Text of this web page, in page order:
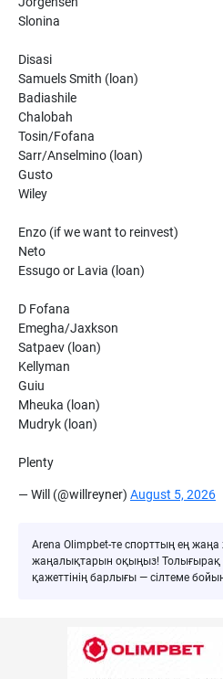
Slonina
Disasi
Samuels Smith (loan)
Badiashile
Chalobah
Tosin/Fofana
Sarr/Anselmino (loan)
Gusto
Wiley
Enzo (if we want to reinvest)
Neto
Essugo or Lavia (loan)
D Fofana
Emegha/Jaxkson
Satpaev (loan)
Kellyman
Guiu
Mheuka (loan)
Mudryk (loan)
Plenty
— Will (@willreyner) August 5, 2026
Arena Olimpbet-те спорттың ең
жаңалықтарын оқыңыз! Толығырақ
қажеттінің барлығы — сілтеме